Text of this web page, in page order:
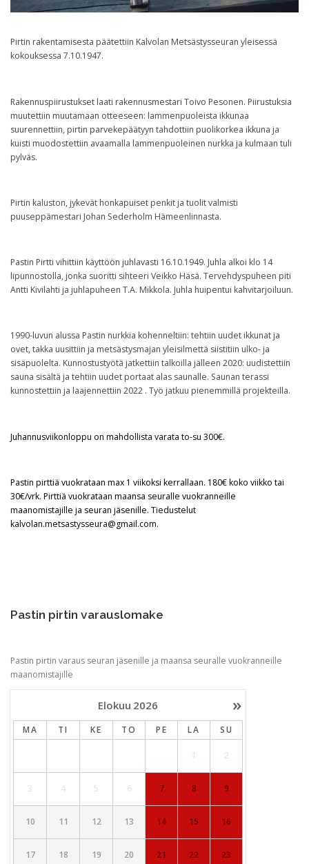
Toiminta
Pastin Pirtti
Pirtin rakentamisesta päätettiin Kalvolan Metsästysseuran yleisessä
kokouksessa 7.10.1947.
Rakennuspiirustukset laati rakennusmestari Toivo Pesonen. Piirustuksia
muutettiin muutamaan otteeseen: lammenpuoleista ikkunaa
suurennettiin, pirtin parvekepäätyyn tahdottiin puolikorkea ikkuna ja
kuisti muodostettiin avaamalla lammenpuoleinen nurkka ja kulmaan tuli
pylväs.
Pirtin kaluston, jykevät honkapuiset penkit ja tuolit valmisti
puuseppämestari Johan Sederholm Hämeenlinnasta.
Pastin Pirtti vihittiin käyttöön juhlavasti 16.10.1949. Juhla alkoi klo 14
lipunnostolla, jonka suoritti sihteeri Veikko Häsä. Tervehdyspuheen piti
Antti Kivilahti ja juhlapuheen T.A. Mikkola. Juhla huipentui kahvitarjoiluun.
1990-luvun alussa Pastin nurkkia kohenneltiin: tehtiin uudet ikkunat ja
ovet, takka uusittiin ja metsästysmajan yleisilmettä siistitiin ulko- ja
sisäpuolelta. Kunnostustyötä jatkettiin talkoilla jälleen 2020: uudistettiin
sauna sisältä ja tehtiin uudet portaat alas saunalle. Saunan terassi
kunnostettiin ja laajennettiin 2022 . Työ jatkuu pienemmillä projekteilla.
Juhannusviikonloppu on mahdollista varata to-su 300€.
Pastin pirttiä vuokrataan max 1 viikoksi kerrallaan. 180€ koko viikko tai
30€/vrk. Pirttiä vuokrataan maansa seuralle vuokranneille
maanomistajille ja seuran jäsenille. Tiedustelut
kalvolan.metsastysseura@gmail.com.
Pastin pirtin varauslomake
Pastin pirtin varaus seuran jäsenille ja maansa seuralle vuokranneille
maanomistajille
»
Elokuu 2026
MA TI KE TO PE LA SU
1 2
3 4 5 6 7 8 9
10 11 12 13 14 15 16
17 18 19 20 21 22 23